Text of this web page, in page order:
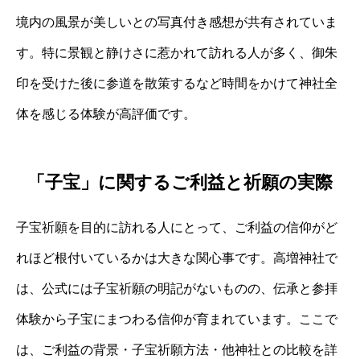
境内の風景が美しいとの写真付き感想が共有されていま
す。特に景観と静けさに惹かれて訪れる人が多く、御朱
印を受けた後に参道を散策するなど時間をかけて神社全
体を感じる体験が高評価です。
「子宝」に関するご利益と祈願の実際
子宝祈願を目的に訪れる人にとって、ご利益の信仰がど
れほど根付いているかは大きな関心事です。高増神社で
は、公式には子宝祈願の明記がないものの、伝承と参拝
体験から子宝にまつわる信仰が育まれています。ここで
は、ご利益の背景・子宝祈願方法・他神社との比較を詳